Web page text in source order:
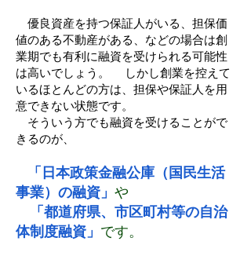
優良資産を持つ保証人がいる、担保価
値のある不動産がある、などの場合は創
業期でも有利に融資を受けられる可能性
は高いでしょう。 しかし創業を控えて
いるほとんどの方は、担保や保証人を用
意できない状態です。
そういう方でも融資を受けることがで
きるのが、
「日本政策金融公庫（国民生活
事業）の融資」 や
「都道府県、市区町村等の自治
体制度融資」 です。